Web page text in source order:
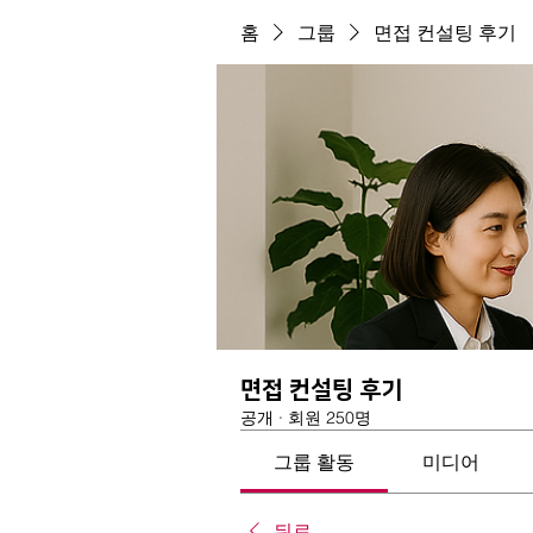
홈 그룹 면접 컨설팅 후기
면접 컨설팅 후기
공개 · 회원 250명
그룹 활동 미디어